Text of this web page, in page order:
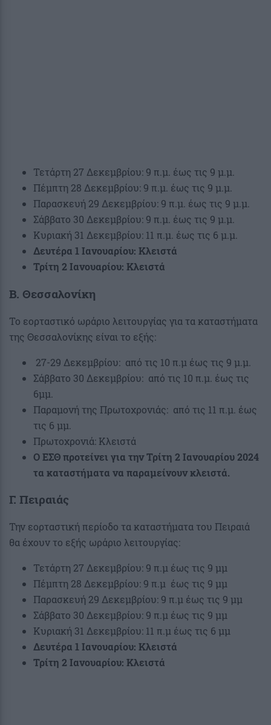
Τετάρτη 27 Δεκεμβρίου: 9 π.μ. έως τις 9 μ.μ.
Πέμπτη 28 Δεκεμβρίου: 9 π.μ. έως τις 9 μ.μ.
Παρασκευή 29 Δεκεμβρίου: 9 π.μ. έως τις 9 μ.μ.
Σάββατο 30 Δεκεμβρίου: 9 π.μ. έως τις 9 μ.μ.
Κυριακή 31 Δεκεμβρίου: 11 π.μ. έως τις 6 μ.μ.
Δευτέρα 1 Ιανουαρίου: Κλειστά
Τρίτη 2 Ιανουαρίου: Κλειστά
Β. Θεσσαλονίκη
Το εορταστικό ωράριο λειτουργίας για τα καταστήματα
της Θεσσαλονίκης είναι το εξής:
27-29 Δεκεμβρίου: από τις 10 π.μ έως τις 9 μ.μ.
Σάββατο 30 Δεκεμβρίου: από τις 10 π.μ. έως τις
6μμ.
Παραμονή της Πρωτοχρονιάς: από τις 11 π.μ. έως
τις 6 μμ.
Πρωτοχρονιά: Κλειστά
Ο ΕΣΘ προτείνει για την Τρίτη 2 Ιανουαρίου 2024
τα καταστήματα να παραμείνουν κλειστά.
Γ. Πειραιάς
Την εορταστική περίοδο τα καταστήματα του Πειραιά
θα έχουν το εξής ωράριο λειτουργίας:
Τετάρτη 27 Δεκεμβρίου: 9 π.μ έως τις 9 μμ
Πέμπτη 28 Δεκεμβρίου: 9 π.μ έως τις 9 μμ
Παρασκευή 29 Δεκεμβρίου: 9 π.μ έως τις 9 μμ
Σάββατο 30 Δεκεμβρίου: 9 π.μ έως τις 9 μμ
Κυριακή 31 Δεκεμβρίου: 11 π.μ έως τις 6 μμ
Δευτέρα 1 Ιανουαρίου: Κλειστά
Τρίτη 2 Ιανουαρίου: Κλειστά